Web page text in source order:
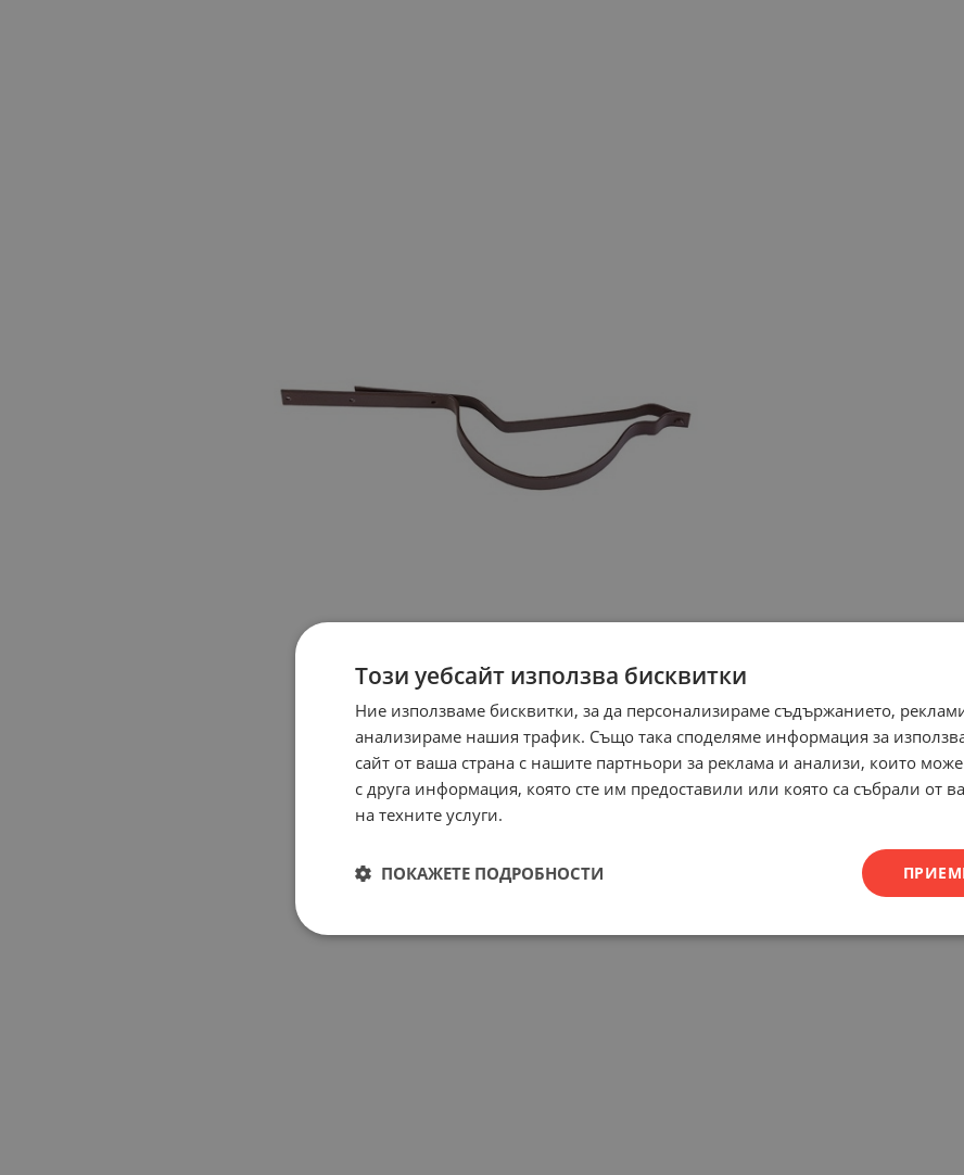
Този уебсайт използва бисквитки
Ние използваме бисквитки, за да персонализираме съдържанието,
анализираме нашия трафик. Също така споделяме информация за
сайт от ваша страна с нашите партньори за реклама и анализи, които
с друга информация, която сте им предоставили или която са събрали от
на техните услуги.
ПОКАЖЕТЕ ПОДРОБНОСТИ